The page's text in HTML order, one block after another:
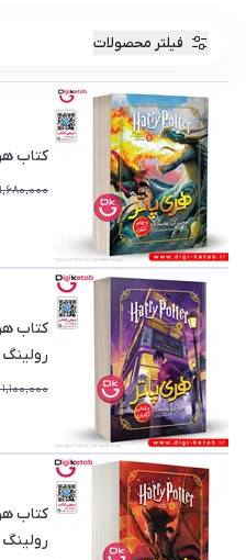
فیلتر محصولات
کتاب
1,680,000
کتاب
رولینگ
1,100,000
کتاب
رولینگ